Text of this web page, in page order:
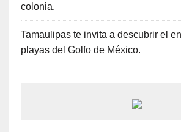
colonia.
Tamaulipas te invita a descubrir el
playas del Golfo de México.